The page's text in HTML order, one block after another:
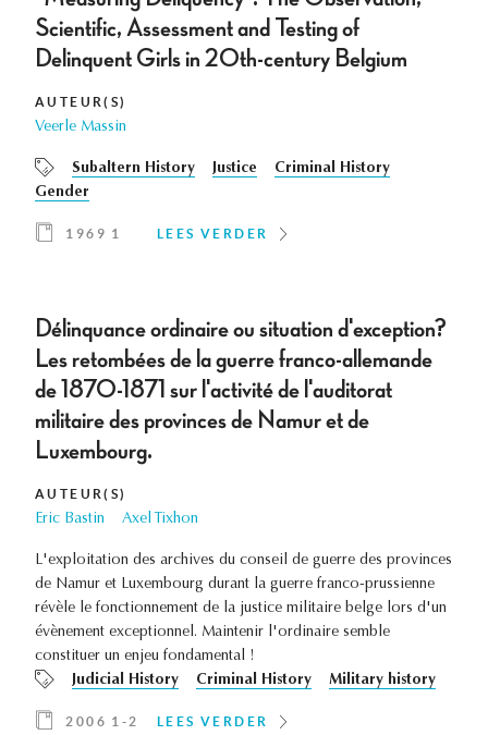
Scientific, Assessment and Testing of
Delinquent Girls in 20th-century Belgium
AUTEUR(S)
Veerle Massin
Subaltern History Justice
Criminal History
Gender
1969 1 LEES VERDER
Délinquance ordinaire ou situation d'exception?
Les retombées de la guerre franco-allemande
de 1870-1871 sur l'activité de l'auditorat
militaire des provinces de Namur et de
Luxembourg.
AUTEUR(S)
Eric Bastin Axel Tixhon
L'exploitation des archives du conseil de guerre des provinces
de Namur et Luxembourg durant la guerre franco-prussienne
révèle le fonctionnement de la justice militaire belge lors d'un
évènement exceptionnel. Maintenir l'ordinaire semble
constituer un enjeu fondamental !
Judicial History
Criminal History Military history
2006 1-2 LEES VERDER